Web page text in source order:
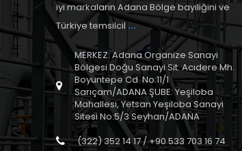
iyi markaların Adana Bölge bayiliğini ve
Türkiye temsilcil ...
MERKEZ: Adana Organize Sanayi
Bölgesi Doğu Sanayi Sit. Acıdere Mh.
Boyuntepe Cd. No:11/1
Sarıçam/ADANA ŞUBE: Yeşiloba
Mahallesi, Yetsan Yeşiloba Sanayi
Sitesi No:5/3 Seyhan/ADANA
(322) 352 14 17 / +90 533 703 16 74